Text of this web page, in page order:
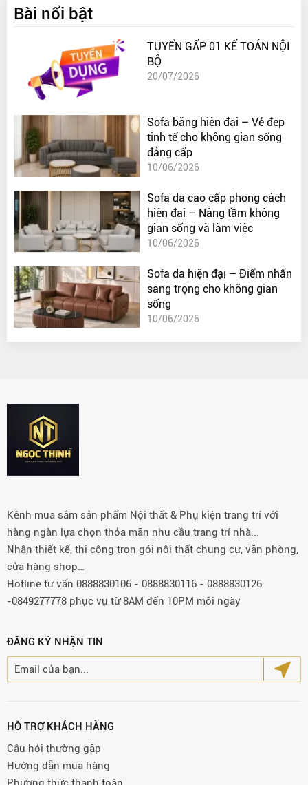
Bài nổi bật
TUYỂN GẤP 01 KẾ TOÁN NỘI
BỘ
20/07/2026
Sofa băng hiện đại – Vẻ đẹp
tinh tế cho không gian sống
đẳng cấp
10/06/2026
Sofa da cao cấp phong cách
hiện đại – Nâng tầm không
gian sống và làm việc
10/06/2026
Sofa da hiện đại – Điểm nhấn
sang trọng cho không gian
sống
10/06/2026
Kênh mua sắm sản phẩm Nội thất & Phụ kiện trang trí với
hàng ngàn lựa chọn thỏa mãn nhu cầu trang trí nhà...
Nhận thiết kế, thi công trọn gói nội thất chung cư, văn phòng,
cửa hàng shop…
Hotline tư vấn 0888830106 - 0888830116 - 0888830126
-0849277778 phục vụ từ 8AM đến 10PM mỗi ngày
ĐĂNG KÝ NHẬN TIN
HỖ TRỢ KHÁCH HÀNG
Câu hỏi thường gặp
Hướng dẫn mua hàng